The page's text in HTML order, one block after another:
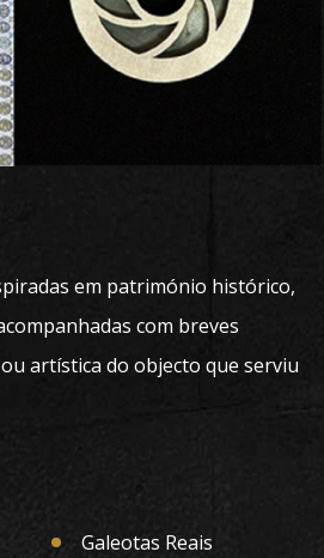
em património histórico,
com breves
artística do objecto que serviu
Galeotas Reais